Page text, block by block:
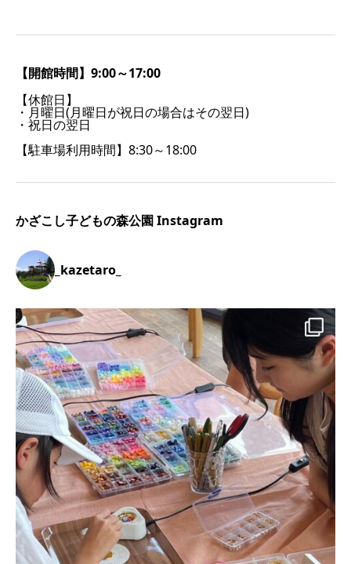
【開館時間】9:00～17:00
【休館日】
・月曜日(月曜日が祝日の場合はその翌日)
・祝日の翌日
【駐車場利用時間】8:30～18:00
かざこし子どもの森公園 Instagram
_kazetaro_